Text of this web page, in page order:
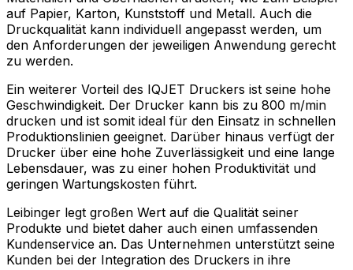
auf Papier, Karton, Kunststoff und Metall. Auch die
Druckqualität kann individuell angepasst werden, um
den Anforderungen der jeweiligen Anwendung gerecht
zu werden.
Ein weiterer Vorteil des IQJET Druckers ist seine hohe
Geschwindigkeit. Der Drucker kann bis zu 800 m/min
drucken und ist somit ideal für den Einsatz in schnellen
Produktionslinien geeignet. Darüber hinaus verfügt der
Drucker über eine hohe Zuverlässigkeit und eine lange
Lebensdauer, was zu einer hohen Produktivität und
geringen Wartungskosten führt.
Leibinger legt großen Wert auf die Qualität seiner
Produkte und bietet daher auch einen umfassenden
Kundenservice an. Das Unternehmen unterstützt seine
Kunden bei der Integration des Druckers in ihre